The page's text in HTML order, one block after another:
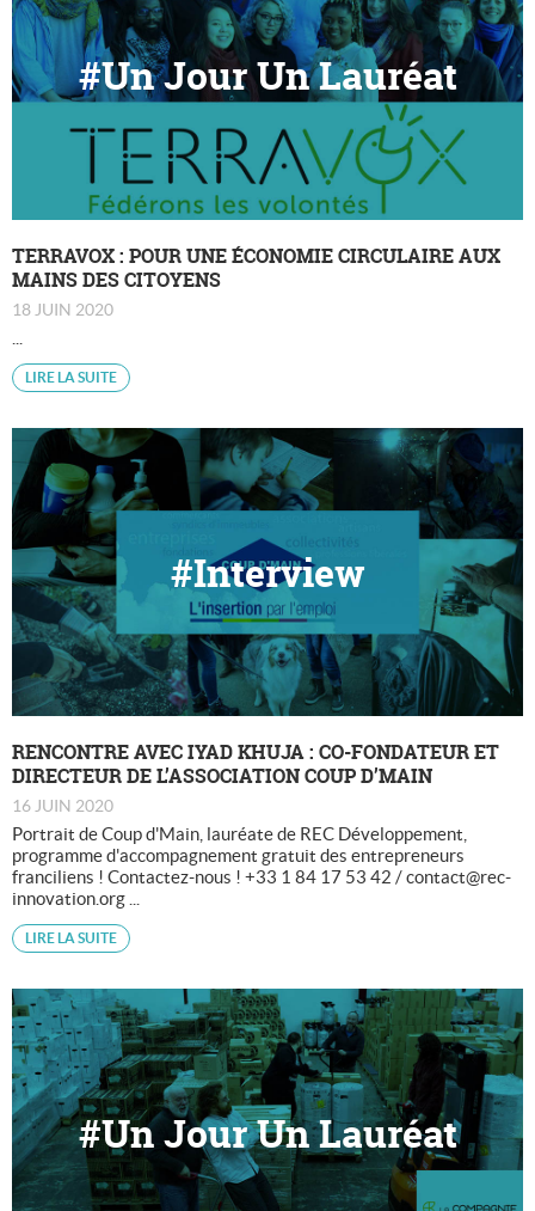
#Un Jour Un Lauréat
TERRAVOX : POUR UNE ÉCONOMIE CIRCULAIRE AUX
MAINS DES CITOYENS
18 JUIN 2020
LIRE LA SUITE
#Interview
RENCONTRE AVEC IYAD KHUJA : CO-FONDATEUR ET
DIRECTEUR DE L’ASSOCIATION COUP D’MAIN
16 JUIN 2020
Portrait de Coup d'Main, lauréate de REC Développement,
programme d'accompagnement gratuit des entrepreneurs
franciliens ! Contactez-nous ! +33 1 84 17 53 42 / contact@rec-
innovation.org ...
LIRE LA SUITE
#Un Jour Un Lauréat
REC Développement